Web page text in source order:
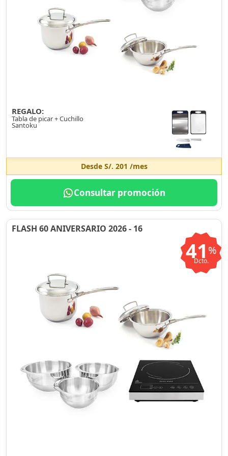
REGALO:
Tabla de picar + Cuchillo
Santoku
Desde S/. 201 /mes
Consultar promoción
FLASH 60 ANIVERSARIO 2026 - 16
41 %
Dcto.